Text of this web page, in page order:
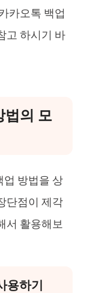
카오톡 백업
고 하시기 바
법의 모
업 방법을 상
단점이 제각
서 활용해보
용하기